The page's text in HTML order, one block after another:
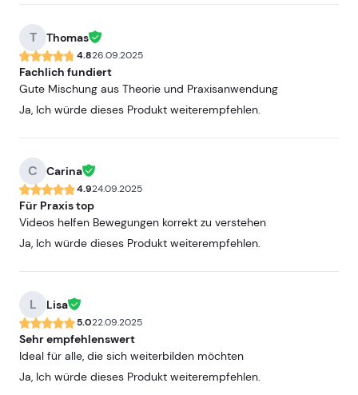
T Thomas
4.826.09.2025
Fachlich fundiert
Gute Mischung aus Theorie und Praxisanwendung
Ja, Ich würde dieses Produkt weiterempfehlen.
C Carina
4.924.09.2025
Für Praxis top
Videos helfen Bewegungen korrekt zu verstehen
Ja, Ich würde dieses Produkt weiterempfehlen.
L Lisa
5.022.09.2025
Sehr empfehlenswert
Ideal für alle, die sich weiterbilden möchten
Ja, Ich würde dieses Produkt weiterempfehlen.